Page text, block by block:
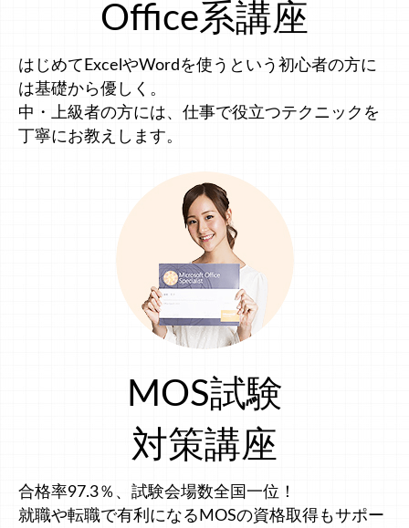
Office系講座
はじめてExcelやWordを使うという初心者の方に
は基礎から優しく。
中・上級者の方には、仕事で役立つテクニックを
丁寧にお教えします。
MOS試験
対策講座
合格率97.3％、試験会場数全国一位！
就職や転職で有利になるMOSの資格取得もサポー